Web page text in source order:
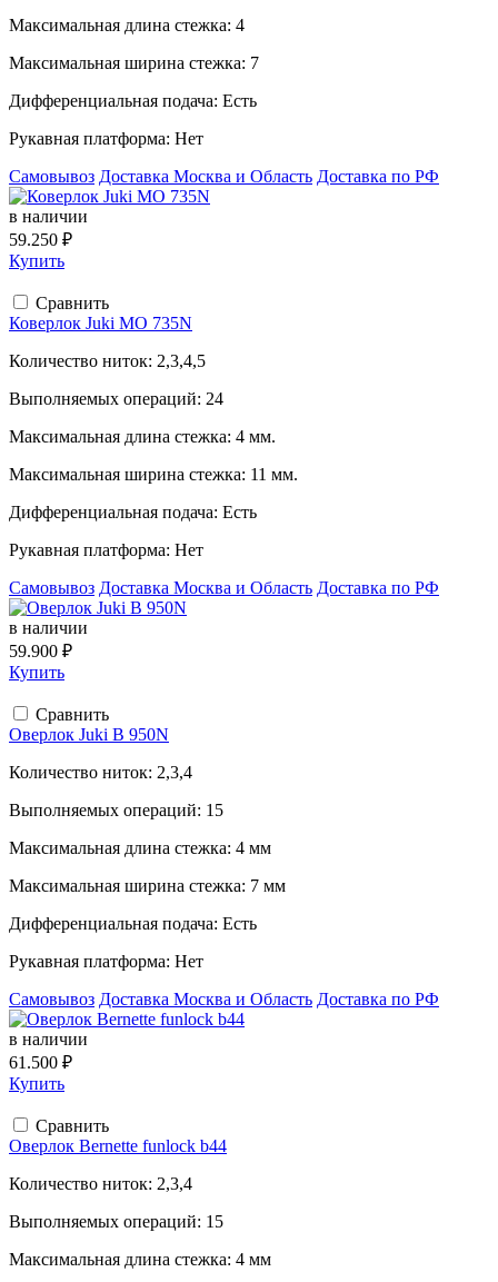
Максимальная длина стежка: 4
Максимальная ширина стежка: 7
Дифференциальная подача: Есть
Рукавная платформа: Нет
Самовывоз Доставка Москва и Область Доставка по РФ
в наличии
59.250 ₽
Купить
Сравнить
Коверлок Juki MO 735N
Количество ниток: 2,3,4,5
Выполняемых операций: 24
Максимальная длина стежка: 4 мм.
Максимальная ширина стежка: 11 мм.
Дифференциальная подача: Есть
Рукавная платформа: Нет
Самовывоз Доставка Москва и Область Доставка по РФ
в наличии
59.900 ₽
Купить
Сравнить
Оверлок Juki B 950N
Количество ниток: 2,3,4
Выполняемых операций: 15
Максимальная длина стежка: 4 мм
Максимальная ширина стежка: 7 мм
Дифференциальная подача: Есть
Рукавная платформа: Нет
Самовывоз Доставка Москва и Область Доставка по РФ
в наличии
61.500 ₽
Купить
Сравнить
Оверлок Bernette funlock b44
Количество ниток: 2,3,4
Выполняемых операций: 15
Максимальная длина стежка: 4 мм